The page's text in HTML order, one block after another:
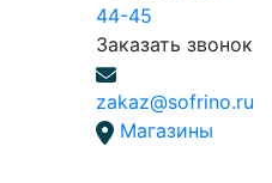
44-45
Заказать звонок
zakaz@sofrino.ru
Магазины